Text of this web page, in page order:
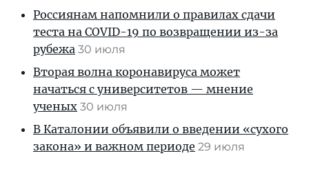
Россиянам напомнили о правилах сдачи
теста на COVID-19 по возвращении из-за
рубежа 30 июля
Вторая волна коронавируса может
начаться с университетов — мнение
ученых 30 июля
В Каталонии объявили о введении «сухого
закона» и важном периоде 29 июля